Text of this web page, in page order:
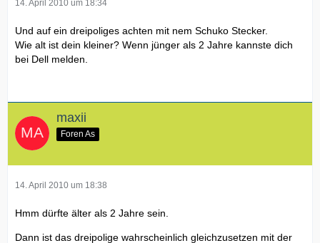
14. April 2010 um 18:34
Und auf ein dreipoliges achten mit nem Schuko Stecker.
Wie alt ist dein kleiner? Wenn jünger als 2 Jahre kannste dich
bei Dell melden.
maxii
Foren As
14. April 2010 um 18:38
Hmm dürfte älter als 2 Jahre sein.
Dann ist das dreipolige wahrscheinlich gleichzusetzen mit der